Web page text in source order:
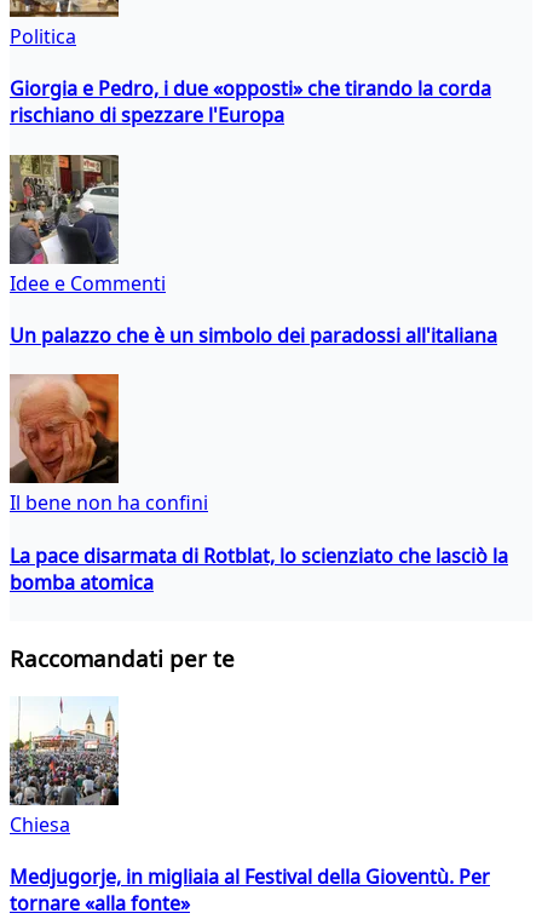
Politica
Giorgia e Pedro, i due «opposti» che tirando la corda
rischiano di spezzare l'Europa
Idee e Commenti
Un palazzo che è un simbolo dei paradossi all'italiana
Il bene non ha confini
La pace disarmata di Rotblat, lo scienziato che lasciò la
bomba atomica
Raccomandati per te
Chiesa
Medjugorje, in migliaia al Festival della Gioventù. Per
tornare «alla fonte»